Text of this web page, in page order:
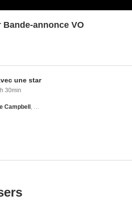
annonce VO
une star
30min
Campbell , Maggie Castle